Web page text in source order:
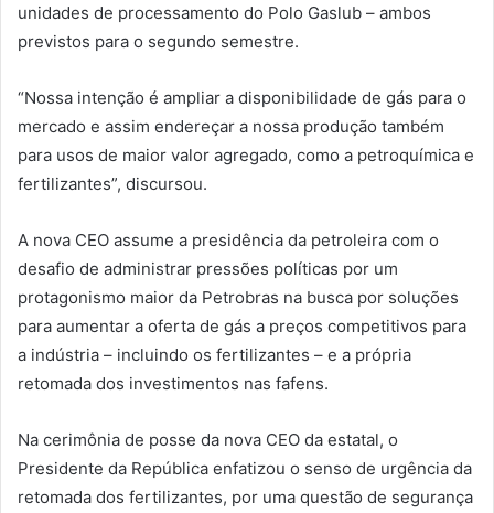
unidades de processamento do Polo Gaslub – ambos
previstos para o segundo semestre.
“Nossa intenção é ampliar a disponibilidade de gás para o
mercado e assim endereçar a nossa produção também
para usos de maior valor agregado, como a petroquímica e
fertilizantes”, discursou.
A nova CEO assume a presidência da petroleira com o
desafio de administrar pressões políticas por um
protagonismo maior da Petrobras na busca por soluções
para aumentar a oferta de gás a preços competitivos para
a indústria – incluindo os fertilizantes – e a própria
retomada dos investimentos nas fafens.
Na cerimônia de posse da nova CEO da estatal, o
Presidente da República enfatizou o senso de urgência da
retomada dos fertilizantes, por uma questão de segurança